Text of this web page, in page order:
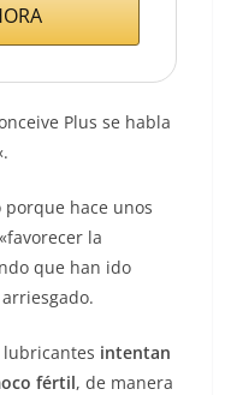
Plus se habla
hace unos
la
que han ido
lubricantes intentan
fértil, de manera